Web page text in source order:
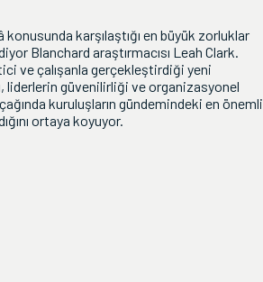
konusunda karşılaştığı en büyük zorluklar
Blanchard araştırmacısı Leah Clark.
ve çalışanla gerçekleştirdiği yeni
liderlerin güvenilirliği ve organizasyonel
kuruluşların gündemindeki en önemli
ortaya koyuyor.